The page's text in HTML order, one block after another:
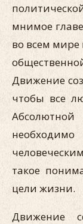
мнимое
во всем мире
Движение
чтобы все
такое
цели жизни.
Движение